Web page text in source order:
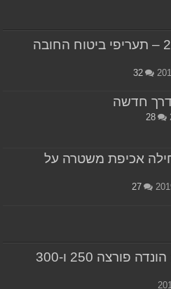
מינואר 2019 – תעריפי ביטוח החובה
32
דרך חדשה
28
אכיפת משטרה על
27
חדש בארץ: הונדה פורצה 250 ו-300